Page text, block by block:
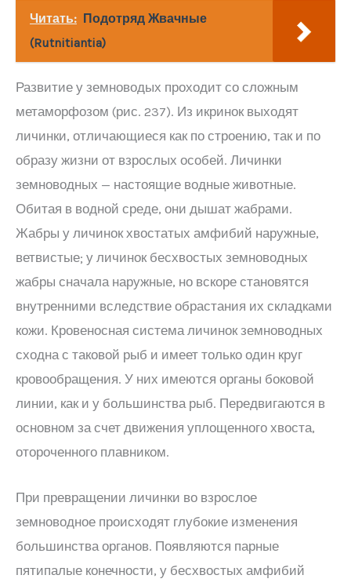
Читать: Подотряд Жвачные
(Rutnitiantia)
Развитие у земноводых проходит со сложным
метаморфозом (рис. 237). Из икринок выходят
личинки, отличающиеся как по строению, так и по
образу жизни от взрослых особей. Личинки
земноводных — настоящие водные животные.
Обитая в водной среде, они дышат жабрами.
Жабры у личинок хвостатых амфибий наружные,
ветвистые; у личинок бесхвостых земноводных
жабры сначала наружные, но вскоре становятся
внутренними вследствие обрастания их складками
кожи. Кровеносная система личинок земноводных
сходна с таковой рыб и имеет только один круг
кровообращения. У них имеются органы боковой
линии, как и у большинства рыб. Передвигаются в
основном за счет движения уплощенного хвоста,
отороченного плавником.
При превращении личинки во взрослое
земноводное происходят глубокие изменения
большинства органов. Появляются парные
пятипалые конечности, у бесхвостых амфибий